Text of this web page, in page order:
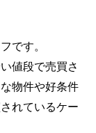
です。
値段で売買さ
物件や好条件
れているケー